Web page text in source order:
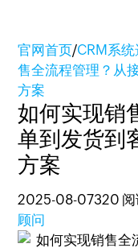
官网首页/CRM系
售全流程管理？从
方案
如何实现销
单到发货到
方案
2025-08-07320
顾问